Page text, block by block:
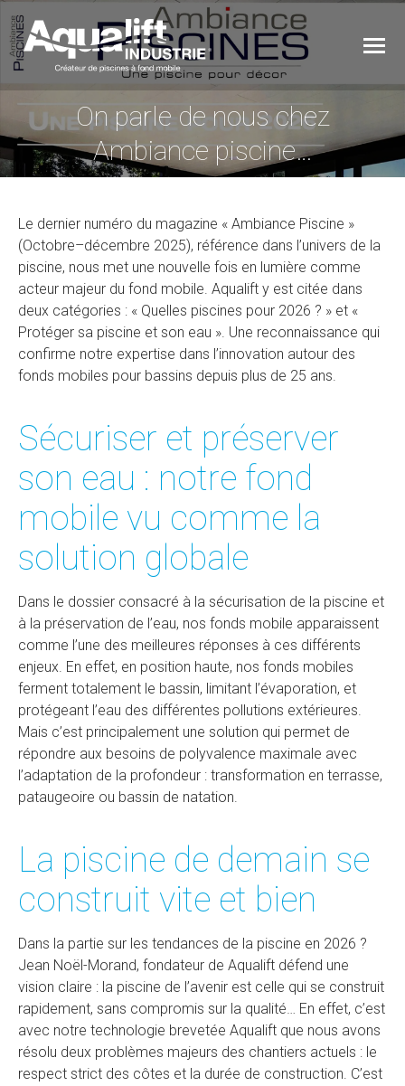
On parle de nous chez
Ambiance piscine…
Le dernier numéro du magazine « Ambiance Piscine »
(Octobre–décembre 2025), référence dans l’univers de la
piscine, nous met une nouvelle fois en lumière comme
acteur majeur du fond mobile. Aqualift y est citée dans
deux catégories : « Quelles piscines pour 2026 ? » et «
Protéger sa piscine et son eau ». Une reconnaissance qui
confirme notre expertise dans l’innovation autour des
fonds mobiles pour bassins depuis plus de 25 ans.
Sécuriser et préserver
son eau : notre fond
mobile vu comme la
solution globale
Dans le dossier consacré à la sécurisation de la piscine et
à la préservation de l’eau, nos fonds mobile apparaissent
comme l’une des meilleures réponses à ces différents
enjeux. En effet, en position haute, nos fonds mobiles
ferment totalement le bassin, limitant l’évaporation, et
protégeant l’eau des différentes pollutions extérieures.
Mais c’est principalement une solution qui permet de
répondre aux besoins de polyvalence maximale avec
l’adaptation de la profondeur : transformation en terrasse,
pataugeoire ou bassin de natation.
La piscine de demain se
construit vite et bien
Dans la partie sur les tendances de la piscine en 2026 ?
Jean Noël-Morand, fondateur de Aqualift défend une
vision claire : la piscine de l’avenir est celle qui se construit
rapidement, sans compromis sur la qualité… En effet, c’est
avec notre technologie brevetée Aqualift que nous avons
résolu deux problèmes majeurs des chantiers actuels : le
respect strict des côtes et la durée de construction. C’est